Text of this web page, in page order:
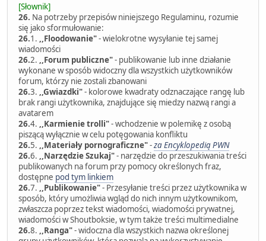
[Słownik]
26. Na potrzeby przepisów niniejszego Regulaminu, rozumie
się jako sformułowanie:
26.1. ,,Floodowanie"- wielokrotne wysyłanie tej samej
wiadomości
26.2. ,,Forum publiczne"- publikowanie lub inne działanie
wykonane w sposób widoczny dla wszystkich użytkowników
forum, którzy nie zostali zbanowani
26.3. ,,Gwiazdki"- kolorowe kwadraty odznaczające rangę lub
brak rangi użytkownika, znajdujące się miedzy nazwą rangi a
avatarem
26.4. ,,Karmienie trolli"- wchodzenie w polemikę z osobą
piszącą wyłącznie w celu potęgowania konfliktu
26.5. ,,Materiały pornograficzne"-za Encyklopedią PWN
26.6. ,,Narzędzie Szukaj"- narzędzie do przeszukiwania treści
publikowanych na forum przy pomocy określonych fraz,
dostępne pod tym linkiem
26.7. ,,Publikowanie"- Przesyłanie treści przez użytkownika w
sposób, który umożliwia wgląd do nich innym użytkownikom,
zwłaszcza poprzez tekst wiadomości, wiadomości prywatnej,
wiadomości w Shoutboksie, w tym także treści multimedialne
26.8. ,,Ranga"- widoczna dla wszystkich nazwa określonej